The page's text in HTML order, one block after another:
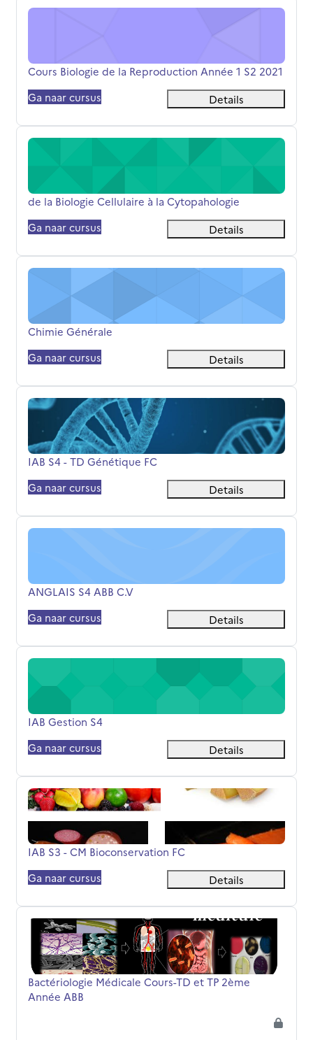
Cours Biologie de la Reproduction Année 1 S2 2021
Cursusnaam
Cours Biologie de la Reproduction Année 1 S2 2021
Ga naar cursus
Details
de la Biologie Cellulaire à la Cytopahologie
Cursusnaam
de la Biologie Cellulaire à la Cytopahologie
Ga naar cursus
Details
Chimie Générale
Cursusnaam
Chimie Générale
Ga naar cursus
Details
IAB S4 - TD Génétique FC
Cursusnaam
IAB S4 - TD Génétique FC
Ga naar cursus
Details
ANGLAIS S4 ABB C.V
Cursusnaam
ANGLAIS S4 ABB C.V
Ga naar cursus
Details
IAB Gestion S4
Cursusnaam
IAB Gestion S4
Ga naar cursus
Details
IAB S3 - CM Bioconservation FC
Cursusnaam
IAB S3 - CM Bioconservation FC
Ga naar cursus
Details
Bactériologie Médicale Cours-TD et TP 2ème Année ABB
Cursusnaam
Bactériologie Médicale Cours-TD et TP 2ème
Année ABB